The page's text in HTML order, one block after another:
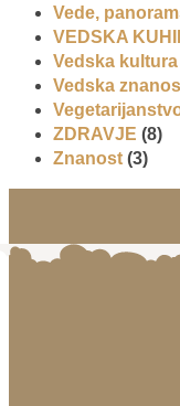
Vede,
VEDSKA
Vedska kultura
Vedska
ZDRAVJE (8)
Znanost (3)